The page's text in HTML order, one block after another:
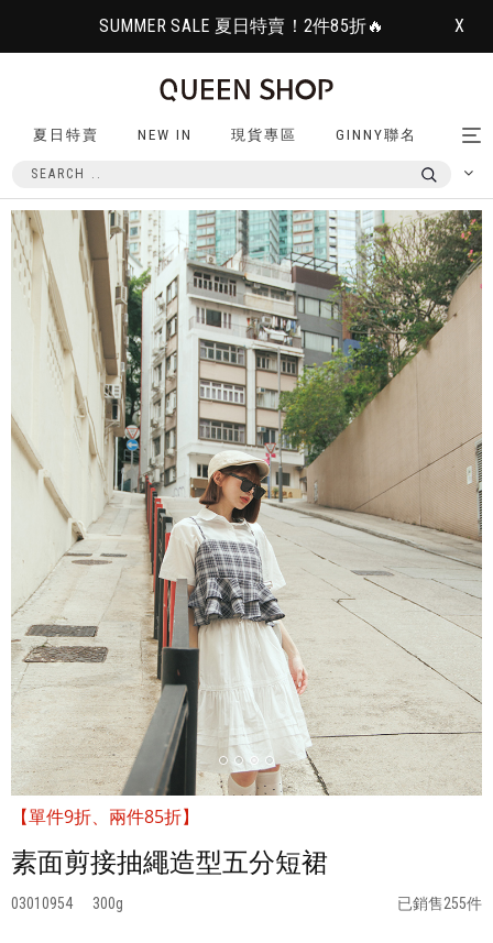
SUMMER SALE 夏日特賣！2件85折🔥 X
夏日特賣 NEW IN 現貨專區 GINNY聯名
【單件9折、兩件85折】
素面剪接抽繩造型五分短裙
03010954 300 已銷售255件